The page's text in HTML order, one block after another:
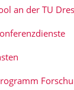
an der TU